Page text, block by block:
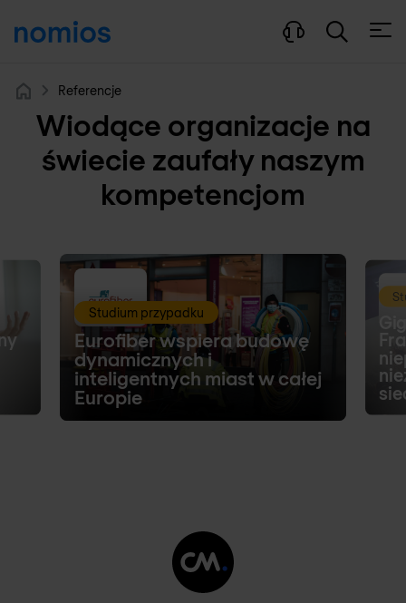
Referencje
Wiodące organizacje na
świecie zaufały naszym
kompetencjom
Studium przypadku
Eurofiber wspiera budowę
dynamicznych i
inteligentnych miast w całej
Europie